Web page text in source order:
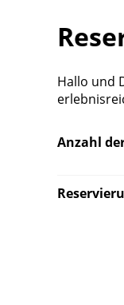
Hallo und
Anzahl